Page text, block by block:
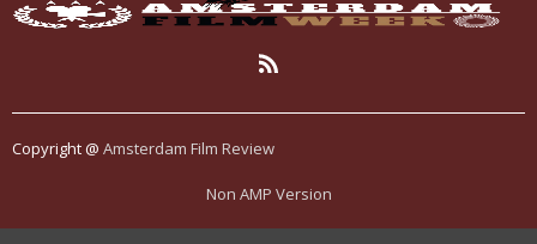
Copyright @ Amsterdam Film Review
Non AMP Version